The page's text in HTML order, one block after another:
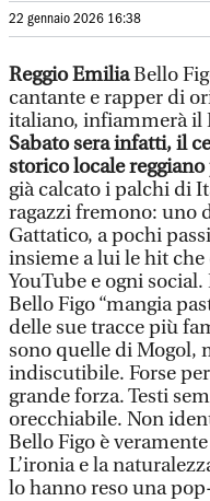
22 gennaio 2026 16:38
Reggio EmiliaBello
cantante e rapper di
italiano, infiammerà il
Sabato sera infatti, il
storico locale
già calcato i palchi di
ragazzi fremono: uno
Gattatico, a pochi
insieme a lui le hit
YouTube e ogni
Bello Figo “mangia
delle sue tracce più
sono quelle di Mogol,
indiscutibile. Forse
grande forza. Testi
orecchiabile. Non
Bello Figo è
L’ironia e la
lo hanno reso una